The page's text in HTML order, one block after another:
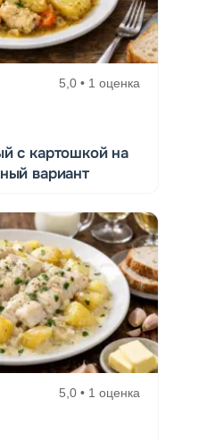
5,0 • 1 оценка
с картошкой на
вариант
5,0 • 1 оценка